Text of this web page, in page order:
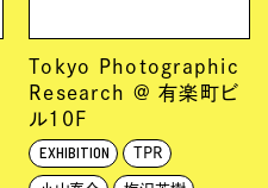
Tokyo Photographic
Research @ 有楽町ビ
ル10F
EXHIBITION
TPR